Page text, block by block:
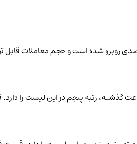
روبرو شده است و حجم معاملات قابل